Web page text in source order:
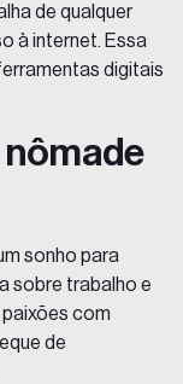
de qualquer
à internet. Essa
digitais
nômade
sonho para
sobre trabalho e
com
de